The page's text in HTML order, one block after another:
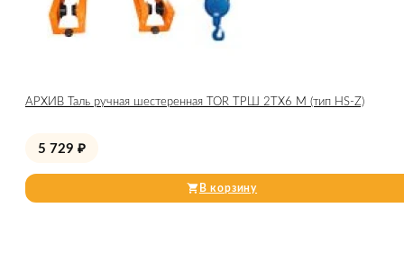
АРХИВ Таль ручная шестеренная TOR ТРШ 2ТХ6 М (тип HS-Z)
5 729 ₽
В корзину